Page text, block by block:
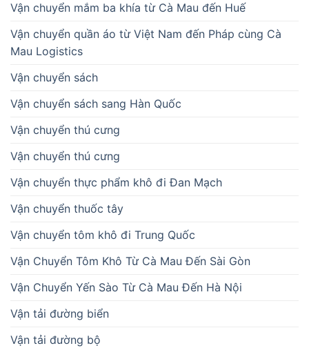
Vận chuyển mắm ba khía từ Cà Mau đến Huế
Vận chuyển quần áo từ Việt Nam đến Pháp cùng Cà
Mau Logistics
Vận chuyển sách
Vận chuyển sách sang Hàn Quốc
Vận chuyển thú cưng
Vận chuyển thú cưng
Vận chuyển thực phẩm khô đi Đan Mạch
Vận chuyển thuốc tây
Vận chuyển tôm khô đi Trung Quốc
Vận Chuyển Tôm Khô Từ Cà Mau Đến Sài Gòn
Vận Chuyển Yến Sào Từ Cà Mau Đến Hà Nội
Vận tải đường biển
Vận tải đường bộ